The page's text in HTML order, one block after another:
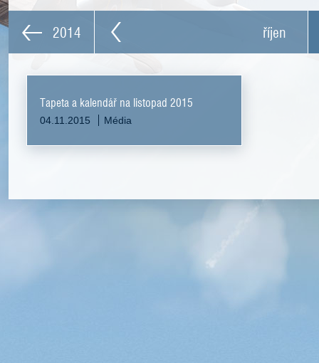
2014 říjen
Tapeta a kalendář na listopad 2015
04.11.2015 Média